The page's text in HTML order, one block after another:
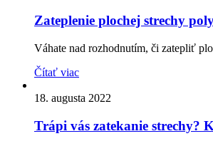
Zateplenie plochej strechy
Váhate nad rozhodnutím, či zatepliť
Čítať viac
18. augusta 2022
Trápi vás zatekanie strechy?